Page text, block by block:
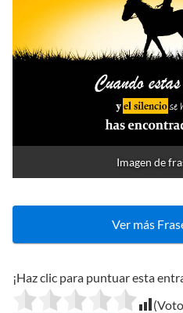
Imagen de
Ver más
¡Haz clic para puntuar esta